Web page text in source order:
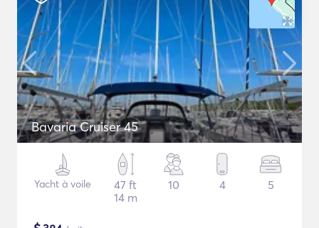
Bavaria Cruiser 45
Yacht à voile
47 ft
14 m
10 4 5